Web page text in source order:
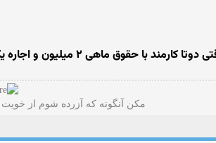
یک میلیونی بخوان بیش از یک یا دوتا بچه هم داشته باشن
مکن آنگونه که آزرده شوم از